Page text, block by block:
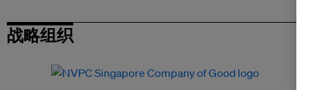
战略组织